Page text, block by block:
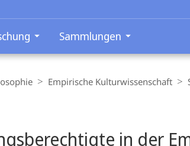
Sammlungen
Empirische Kulturwissenschaft
in der